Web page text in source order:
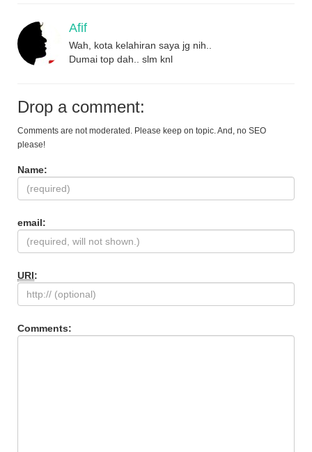
Afif
Wah, kota kelahiran saya jg nih..
Dumai top dah.. slm knl
Drop a comment:
Comments are not moderated. Please keep on topic. And, no SEO
please!
Name:
email:
URI:
Comments: